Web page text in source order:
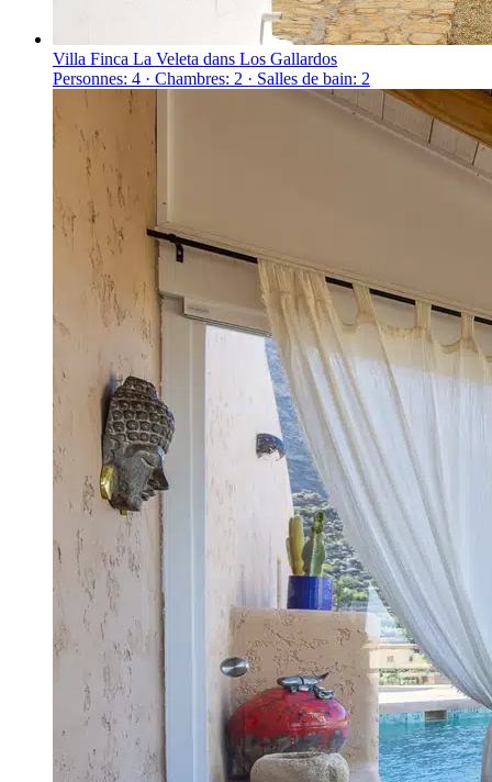
Villa Finca La Veleta dans Los Gallardos
Personnes: 4 · Chambres: 2 · Salles de bain: 2